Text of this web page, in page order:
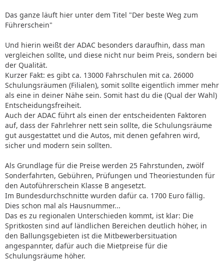
Das ganze läuft hier unter dem Titel "Der beste Weg zum
Führerschein"
Und hierin weißt der ADAC besonders daraufhin, dass man
vergleichen sollte, und diese nicht nur beim Preis, sondern bei
der Qualität.
Kurzer Fakt: es gibt ca. 13000 Fahrschulen mit ca. 26000
Schulungsräumen (Filialen), somit sollte eigentlich immer mehr
als eine in deiner Nähe sein. Somit hast du die (Qual der Wahl)
Entscheidungsfreiheit.
Auch der ADAC führt als einen der entscheidenten Faktoren
auf, dass der Fahrlehrer nett sein sollte, die Schulungsräume
gut ausgestattet und die Autos, mit denen gefahren wird,
sicher und modern sein sollten.
Als Grundlage für die Preise werden 25 Fahrstunden, zwölf
Sonderfahrten, Gebühren, Prüfungen und Theoriestunden für
den Autoführerschein Klasse B angesetzt.
Im Bundesdurchschnitte wurden dafür ca. 1700 Euro fällig.
Dies schon mal als Hausnummer...
Das es zu regionalen Unterschieden kommt, ist klar: Die
Spritkosten sind auf ländlichen Bereichen deutlich höher, in
den Ballungsgebieten ist die Mitbewerbersituation
angespannter, dafür auch die Mietpreise für die
Schulungsräume höher.